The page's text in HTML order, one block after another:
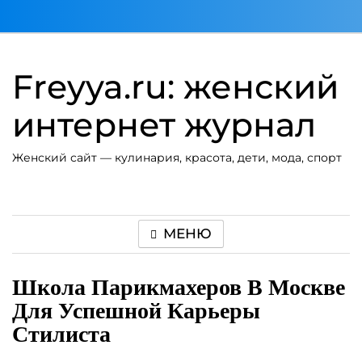
Freyya.ru: женский
интернет журнал
Женский сайт — кулинария, красота, дети, мода, спорт
МЕНЮ
Школа Парикмахеров В Москве
Для Успешной Карьеры
Стилиста